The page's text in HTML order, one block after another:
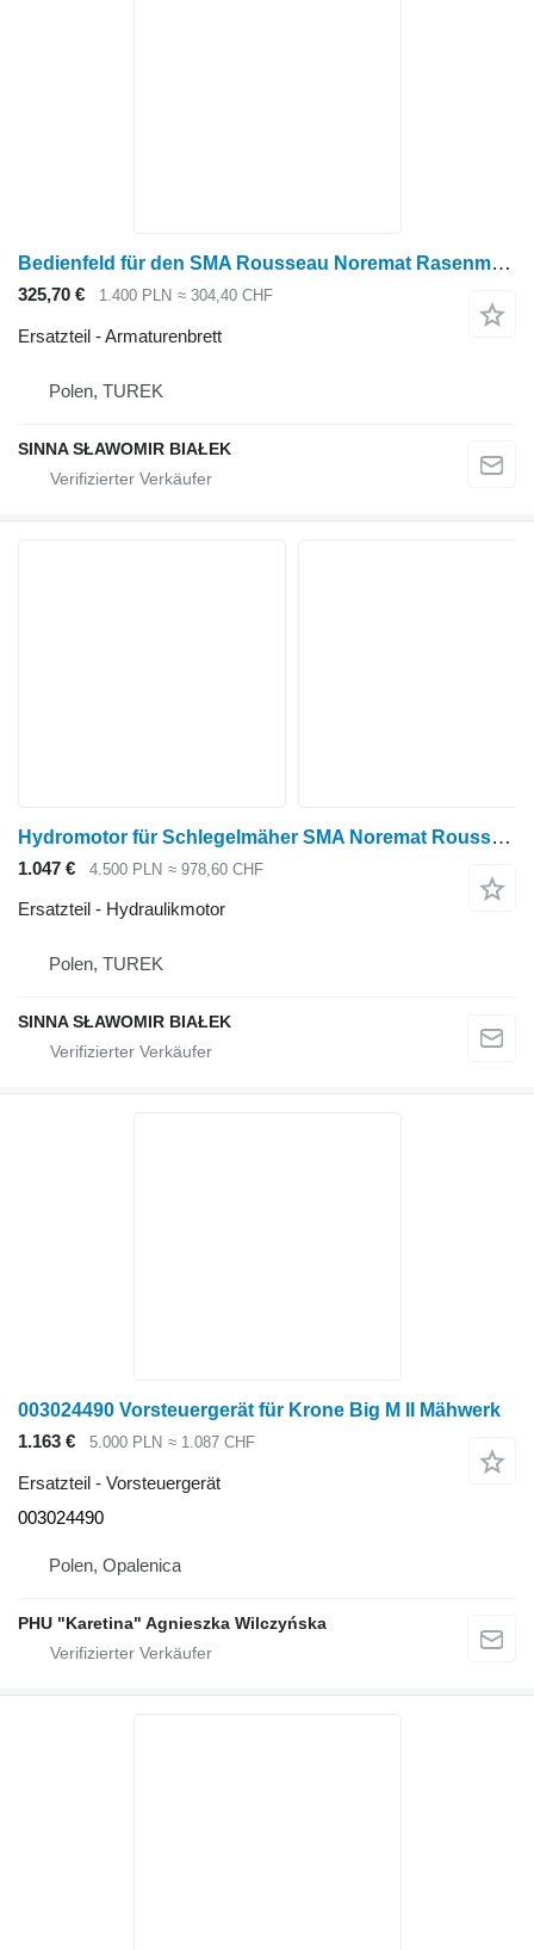
Bedienfeld für den SMA Rousseau Noremat Rasenmäher Armaturenbrett für Noremat Mähwerk
325,70 € 1.400 PLN ≈ 304,40 CHF
Ersatzteil - Armaturenbrett
Polen, TUREK
SINNA SŁAWOMIR BIAŁEK
Hydromotor für Schlegelmäher SMA Noremat Rousseau Hydraulikmotor für Noremat Mähwerk
1.047 € 4.500 PLN ≈ 978,60 CHF
Ersatzteil - Hydraulikmotor
Polen, TUREK
SINNA SŁAWOMIR BIAŁEK
003024490 Vorsteuergerät für Krone Big M II Mähwerk
1.163 €
5.000 PLN ≈ 1.087 CHF
Ersatzteil - Vorsteuergerät
003024490
Polen, Opalenica
PHU "Karetina" Agnieszka Wilczyńska